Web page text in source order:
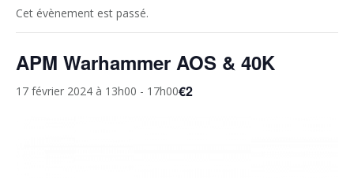
Cet évènement est passé.
APM Warhammer AOS & 40K
17 février 2024 à 13h00 - 17h00€2